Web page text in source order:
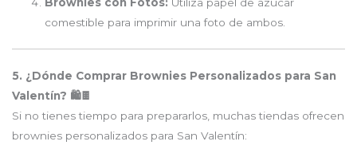
comestible para imprimir una foto de ambos.
5. ¿Dónde Comprar Brownies Personalizados para San
Valentín? 🛍️🍫
Si no tienes tiempo para prepararlos, muchas tiendas ofrecen
brownies personalizados para San Valentín: